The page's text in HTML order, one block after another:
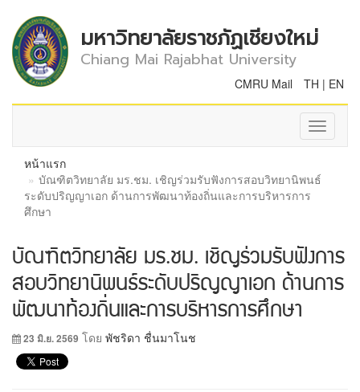
มหาวิทยาลัยราชภัฏเชียงใหม่
Chiang Mai Rajabhat University
CMRU Mail TH | EN
Toggle
หน้าแรก
บัณฑิตวิทยาลัย มร.ชม. เชิญร่วมรับฟังการสอบวิทยานิพนธ์
ระดับปริญญาเอก ด้านการพัฒนาท้องถิ่นและการบริหารการ
ศึกษา
บัณฑิตวิทยาลัย มร.ชม. เชิญร่วมรับฟังการ
สอบวิทยานิพนธ์ระดับปริญญาเอก ด้านการ
พัฒนาท้องถิ่นและการบริหารการศึกษา
23 มิ.ย. 2569 โดย พัชริดา ชื่นมาโนช